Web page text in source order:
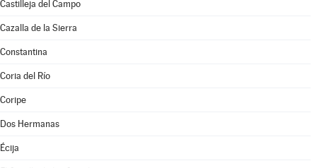
Castilleja del Campo
Cazalla de la Sierra
Constantina
Coria del Río
Coripe
Dos Hermanas
Écija